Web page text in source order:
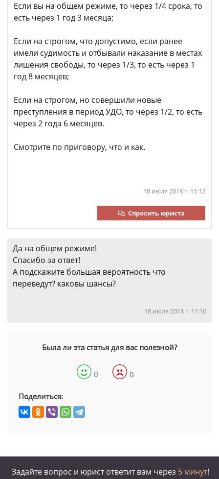
Если вы на общем режиме, то через 1/4 срока, то
есть через 1 год 3 месяца;
Если на строгом, что допустимо, если ранее
имели судимость и отбывали наказание в местах
лишения свободы, то через 1/3, то есть через 1
год 8 месяцев;
Если на строгом, но совершили новые
преступления в период УДО, то через 1/2, то есть
через 2 года 6 месяцев.
Смотрите по приговору, что и как.
18 июля 2018 г. 11:12
Спросить юриста
Да на общем режиме!
Спасибо за ответ!
А подскажите большая вероятность что
переведут? каковы шансы?
18 июля 2018 г. 11:16
Была ли эта статья для вас полезной?
0 0
Поделиться:
Задайте вопрос и юрист ответит вам через 5 минут!